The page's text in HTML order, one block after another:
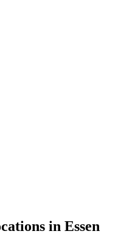
in Essen